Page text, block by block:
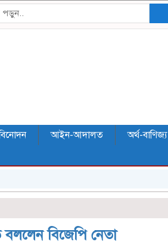
আইন-আদালত অর্থ-বাণিজ্য
বললেন বিজেপি নেতা